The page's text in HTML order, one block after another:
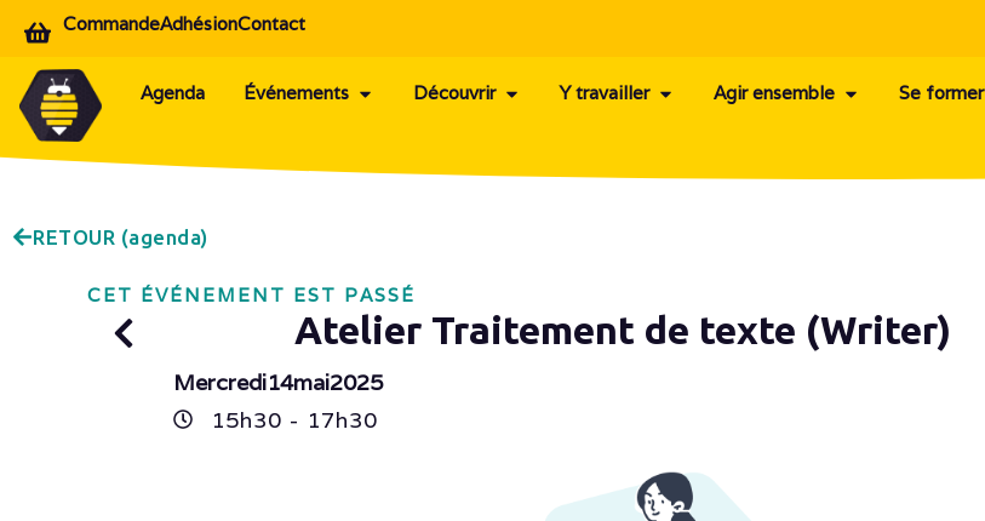
CommandeAdhésionContact
Agenda Événements Découvrir Y travailler Agir ensemble Se former
RETOUR (agenda)
CET ÉVÉNEMENT EST PASSÉ
Atelier Traitement de texte (Writer)
Mercredi14mai2025
15h30 - 17h30